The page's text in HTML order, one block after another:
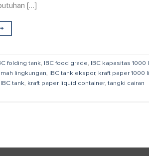
[…]
→
folding tank, IBC food grade, IBC kapasitas 1000
lingkungan, IBC tank ekspor, kraft paper 1000
tank, kraft paper liquid container, tangki cairan